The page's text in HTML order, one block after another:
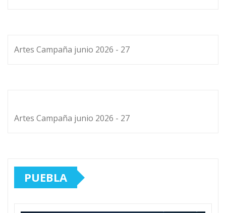
Artes Campaña junio 2026 - 27
Artes Campaña junio 2026 - 27
PUEBLA